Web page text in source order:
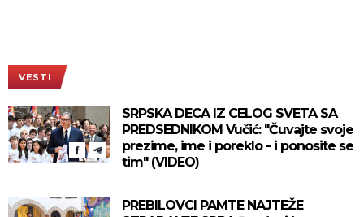
VESTI
SRPSKA DECA IZ CELOG SVETA SA
PREDSEDNIKOM Vučić: "Čuvajte svoje
prezime, ime i poreklo - i ponosite se
tim" (VIDEO)
PREBILOVCI PAMTE NAJTEŽE